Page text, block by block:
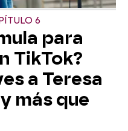
6
para
TikTok?
a Teresa
más que